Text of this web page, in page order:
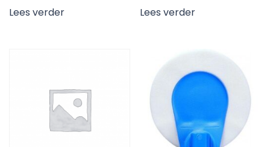
Lees verder Lees verder